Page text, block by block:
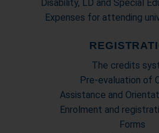
Disability, LD and Special
Expenses for attending
The credits
Pre-evaluation of
Assistance and
Enrolment and
Forms